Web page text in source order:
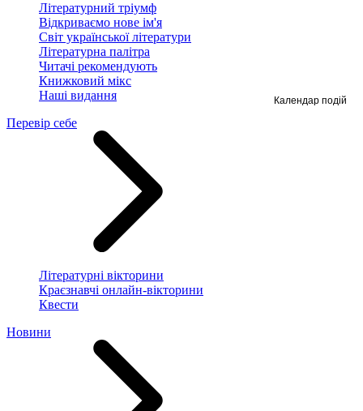
Літературний тріумф
Відкриваємо нове ім'я
Світ української літератури
Літературна палітра
Читачі рекомендують
Книжковий мікс
Наші видання
Перевір себе
Літературні вікторини
Краєзнавчі онлайн-вікторини
Квести
Новини
Календар подій